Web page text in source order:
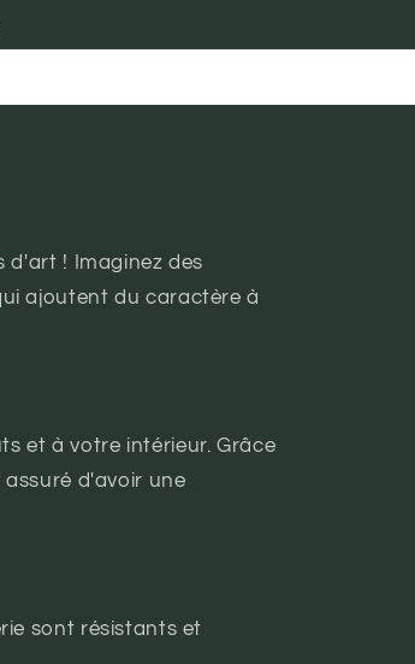
d'art ! Imaginez des
ajoutent du caractère à
et à votre intérieur. Grâce
d'avoir une
sont résistants et